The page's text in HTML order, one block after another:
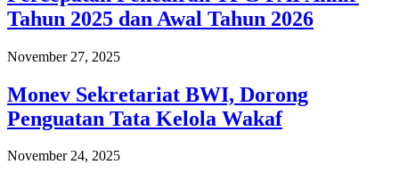
Tahun 2025 dan Awal Tahun 2026
November 27, 2025
Monev Sekretariat BWI, Dorong
Penguatan Tata Kelola Wakaf
November 24, 2025